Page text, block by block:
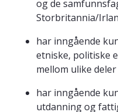
og de
Storbritannia/
har inngående
etniske, politiske
mellom ulike
har inngående
utdanning og